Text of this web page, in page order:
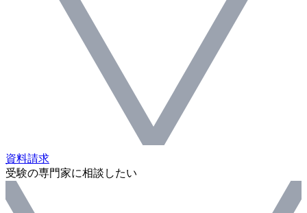
資料請求
受験の専門家に相談したい